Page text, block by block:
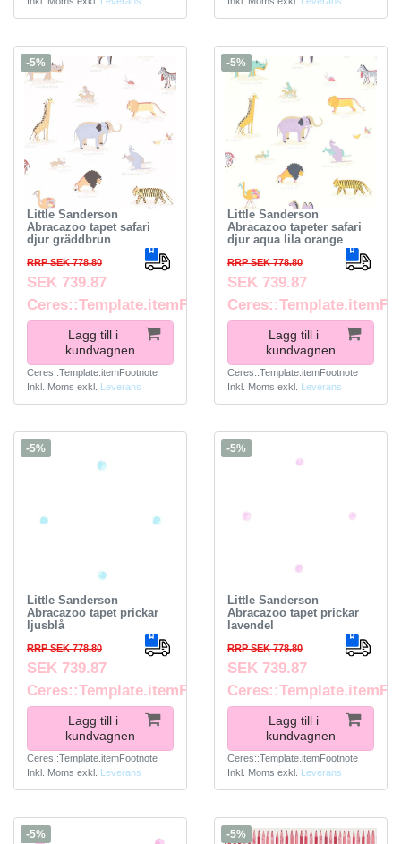
-5%
Little Sanderson
Abracazoo tapet safari
djur gräddbrun
RRP SEK 778.80
SEK 739.87
Ceres::Template.itemFootnote
Lagg till i
kundvagnen
Ceres::Template.itemFootnote
Inkl. Moms exkl. Leverans
-5%
Little Sanderson
Abracazoo tapeter safari
djur aqua lila orange
RRP SEK 778.80
SEK 739.87
Lagg till i
kundvagnen
Ceres::Template.itemFootnote
Inkl. Moms exkl. Leverans
-5%
Little Sanderson
Abracazoo tapet prickar
ljusblå
RRP SEK 778.80
SEK 739.87
Ceres::Template.itemFootnote
Lagg till i
kundvagnen
Ceres::Template.itemFootnote
Inkl. Moms exkl. Leverans
-5%
Little Sanderson
Abracazoo tapet prickar
lavendel
RRP SEK 778.80
SEK 739.87
Lagg till i
kundvagnen
Ceres::Template.itemFootnote
Inkl. Moms exkl. Leverans
-5% -5%